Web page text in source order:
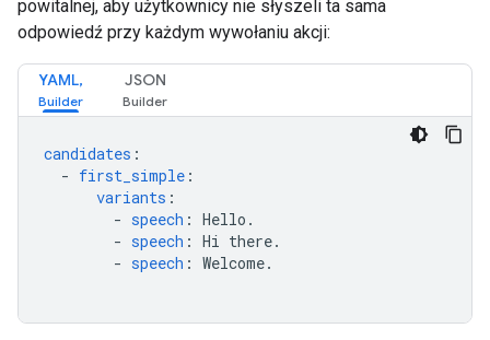
powitalnej, aby użytkownicy nie słyszeli ta sama
odpowiedź przy każdym wywołaniu akcji:
YAML, JSON
candidates :
- first_simple :
variants :
- speech : Hello.
- speech : Hi there.
- speech : Welcome.